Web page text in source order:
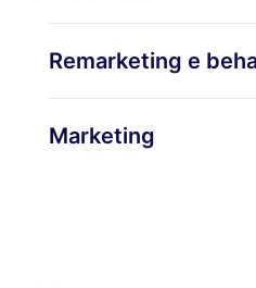
Remarketing e
Marketing